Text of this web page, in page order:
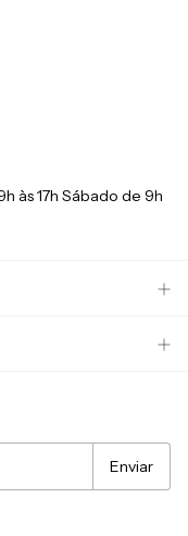
às 17h Sábado de 9h